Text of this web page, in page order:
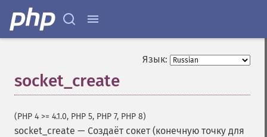
Язык:
socket_create
(PHP 4 >= 4.1.0, PHP 5, PHP 7, PHP 8)
socket_create — Создаёт сокет (конечную точку для